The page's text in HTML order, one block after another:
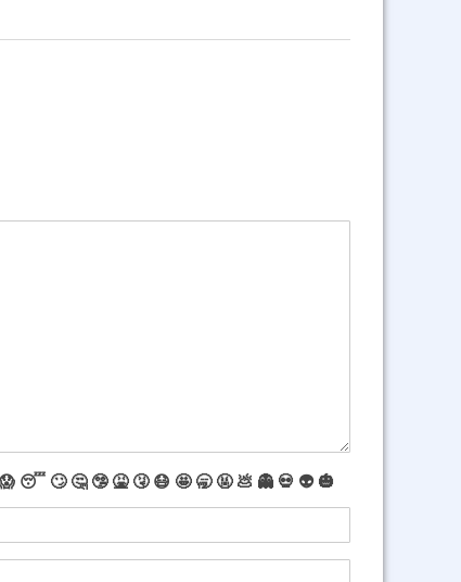
😴 🙄 🤔 🤥 🤮 🤧 😷 🤩 🥱 🤬 💩 👻 💀 👽 🎃